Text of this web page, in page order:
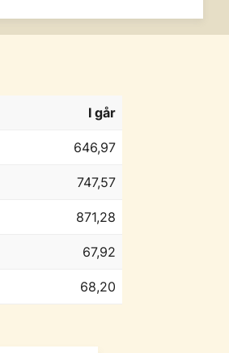
I går
646,97
747,57
871,28
67,92
68,20